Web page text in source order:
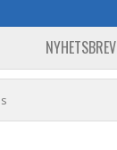
NYHETSBREV